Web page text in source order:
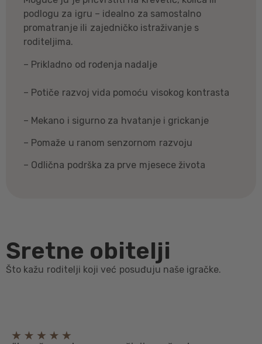
podlogu za igru – idealno za samostalno
promatranje ili zajedničko istraživanje s
roditeljima.
– Prikladno od rođenja nadalje
– Potiče razvoj vida pomoću visokog kontrasta
– Mekano i sigurno za hvatanje i grickanje
– Pomaže u ranom senzornom razvoju
– Odlična podrška za prve mjesece života
Sretne obitelji
Što kažu roditelji koji već posuđuju naše igračke.